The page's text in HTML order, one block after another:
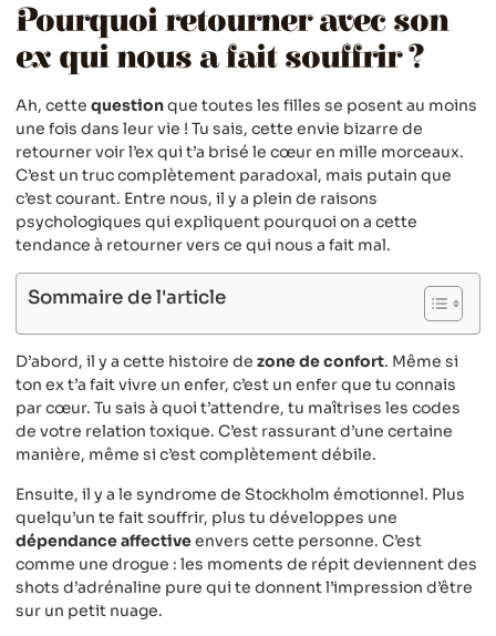
Pourquoi retourner avec son
ex qui nous a fait souffrir ?
Ah, cette questionque toutes les filles se posent au moins
une fois dans leur vie ! Tu sais, cette envie bizarre de
retourner voir l’ex qui t’a brisé le cœur en mille morceaux.
C’est un truc complètement paradoxal, mais putain que
c’est courant. Entre nous, il y a plein de raisons
psychologiques qui expliquent pourquoi on a cette
tendance à retourner vers ce qui nous a fait mal.
Sommaire de l'article
D’abord, il y a cette histoire de zone de confort. Même si
ton ex t’a fait vivre un enfer, c’est un enfer que tu connais
par cœur. Tu sais à quoi t’attendre, tu maîtrises les codes
de votre relation toxique. C’est rassurant d’une certaine
manière, même si c’est complètement débile.
Ensuite, il y a le syndrome de Stockholm émotionnel. Plus
quelqu’un te fait souffrir, plus tu développes une
dépendance affectiveenvers cette personne. C’est
comme une drogue : les moments de répit deviennent des
shots d’adrénaline pure qui te donnent l’impression d’être
sur un petit nuage.